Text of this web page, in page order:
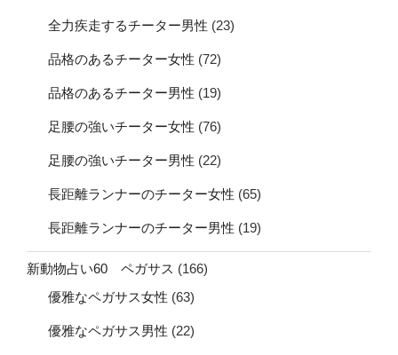
全力疾走するチーター男性 (23)
品格のあるチーター女性 (72)
品格のあるチーター男性 (19)
足腰の強いチーター女性 (76)
足腰の強いチーター男性 (22)
長距離ランナーのチーター女性 (65)
長距離ランナーのチーター男性 (19)
新動物占い60 ペガサス (166)
優雅なペガサス女性 (63)
優雅なペガサス男性 (22)